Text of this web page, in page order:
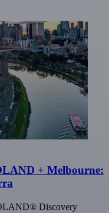
+ Melbourne:
Discovery